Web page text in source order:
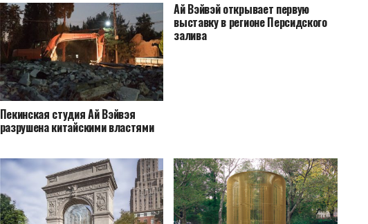
Пекинская студия Ай Вэйвэя
разрушена китайскими властями
Ай Вэйвэй открывает первую
выставку в регионе Персидского
залива